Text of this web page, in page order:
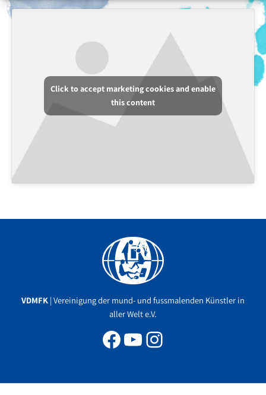
Click to accept marketing cookies and enable
this content
VDMFK | Vereinigung der mund- und fussmalenden Künstler in
aller Welt e.V.
Facebook
YouTube
Instagram